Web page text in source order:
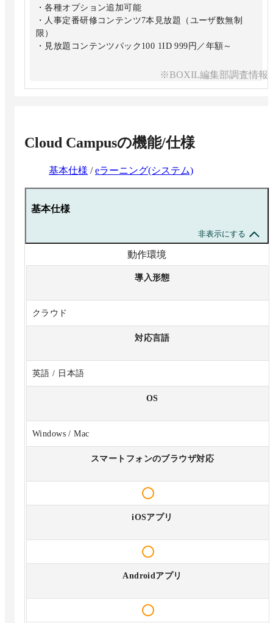
・各種オプション追加可能
・人事定番研修コンテンツ7本見放題（ユーザ数無制
限）
・見放題コンテンツパック100 1ID 999円／年額～
※BOXIL編集部調査情報
Cloud Campusの機能/仕様
基本仕様 /eラーニング(システム)
基本仕様
非表示にする
動作環境
導入形態
クラウド
対応言語
英語 / 日本語
OS
Windows / Mac
スマートフォンのブラウザ対応
iOSアプリ
Androidアプリ